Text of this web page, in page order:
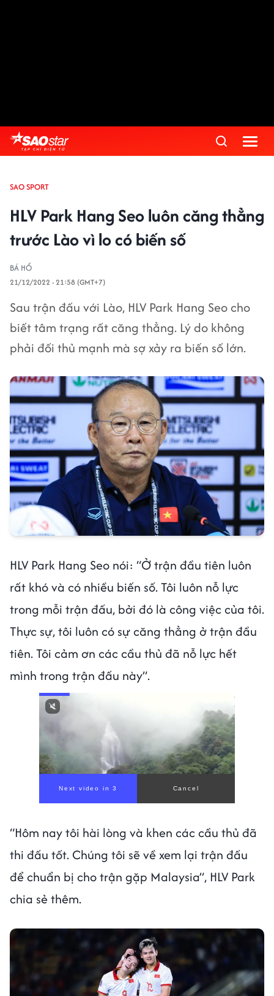
SAO SPORT
HLV Park Hang Seo luôn căng thẳng
trước Lào vì lo có biến số
BÁ HỔ
21/12/2022 - 21:58 (GMT+7)
Sau trận đấu với Lào, HLV Park Hang Seo cho
biết tâm trạng rất căng thẳng. Lý do không
phải đối thủ mạnh mà sợ xảy ra biến số lớn.
HLV Park Hang Seo nói: “Ở trận đầu tiên luôn
rất khó và có nhiều biến số. Tôi luôn nỗ lực
trong mỗi trận đấu, bởi đó là công việc của tôi.
Thực sự, tôi luôn có sự căng thẳng ở trận đầu
tiên. Tôi cảm ơn các cầu thủ đã nỗ lực hết
mình trong trận đấu này”.
Next video in 1 Cancel
“Hôm nay tôi hài lòng và khen các cầu thủ đã
thi đấu tốt. Chúng tôi sẽ về xem lại trận đấu
để chuẩn bị cho trận gặp Malaysia”, HLV Park
chia sẻ thêm.